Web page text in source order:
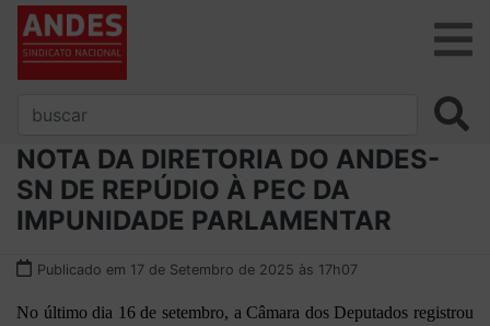
NOTA DA DIRETORIA DO ANDES-
SN DE REPÚDIO À PEC DA
IMPUNIDADE PARLAMENTAR
Publicado em 17 de Setembro de 2025 às 17h07
No último dia 16 de setembro, a Câmara dos Deputados registrou